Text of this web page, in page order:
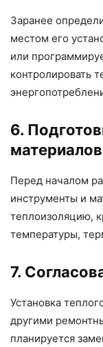
Заранее
местом его
или
контролировать
6.
материалов
Перед началом
инструменты и
теплоизоляцию,
температуры,
7.
Установка
другими
планируется